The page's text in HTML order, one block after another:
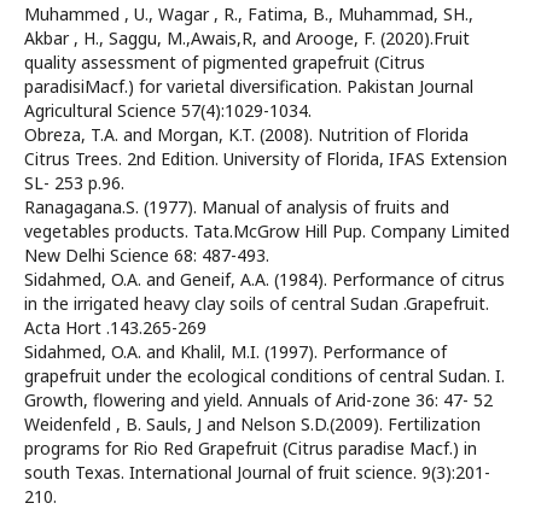
Muhammed , U., Wagar , R., Fatima, B., Muhammad, SH.,
Akbar , H., Saggu, M.,Awais,R, and Arooge, F. (2020).Fruit
quality assessment of pigmented grapefruit (Citrus
paradisiMacf.) for varietal diversification. Pakistan Journal
Agricultural Science 57(4):1029-1034.
Obreza, T.A. and Morgan, K.T. (2008). Nutrition of Florida
Citrus Trees. 2nd Edition. University of Florida, IFAS Extension
SL- 253 p.96.
Ranagagana.S. (1977). Manual of analysis of fruits and
vegetables products. Tata.McGrow Hill Pup. Company Limited
New Delhi Science 68: 487-493.
Sidahmed, O.A. and Geneif, A.A. (1984). Performance of citrus
in the irrigated heavy clay soils of central Sudan .Grapefruit.
Acta Hort .143.265-269
Sidahmed, O.A. and Khalil, M.I. (1997). Performance of
grapefruit under the ecological conditions of central Sudan. I.
Growth, flowering and yield. Annuals of Arid-zone 36: 47- 52
Weidenfeld , B. Sauls, J and Nelson S.D.(2009). Fertilization
programs for Rio Red Grapefruit (Citrus paradise Macf.) in
south Texas. International Journal of fruit science. 9(3):201-
210.